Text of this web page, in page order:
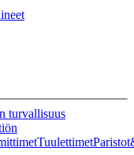
turvallisuus
Tuulettimet